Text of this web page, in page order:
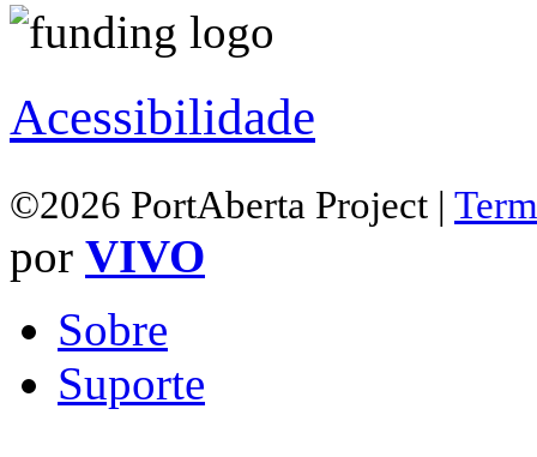
Acessibilidade
©2026 PortAberta Project |
por VIVO
Sobre
Suporte